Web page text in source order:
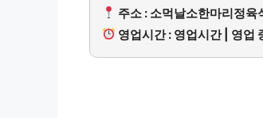
주소 : 소먹날소한마리정육
영업시간 : 영업시간 | 영업